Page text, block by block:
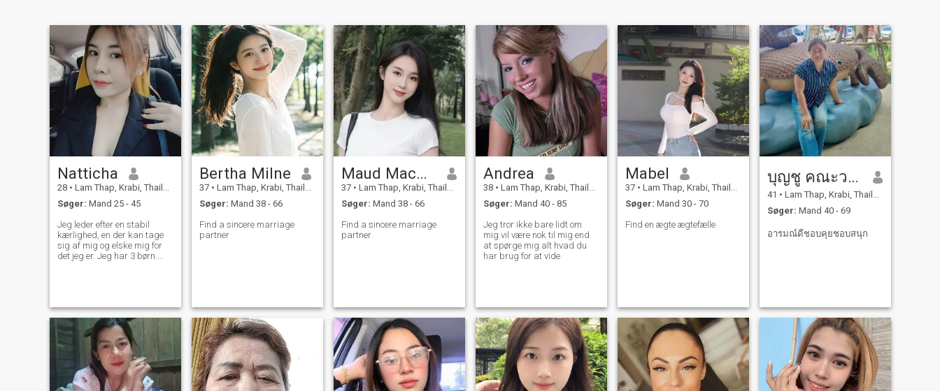
Natticha
28 • Lam Thap, Krabi, Thailand
Søger: Mand 25 - 45
Jeg leder efter en stabil
kærlighed, en der kan tage
sig af mig og elske mig for
det jeg er. Jeg har 3 børn.
Bertha Milne
37 • Lam Thap, Krabi, Thailand
Søger: Mand 38 - 66
Find a sincere marriage
partner
Maud MacDonald
37 • Lam Thap, Krabi, Thailand
Søger: Mand 38 - 66
Find a sincere marriage
partner
Andrea
38 • Lam Thap, Krabi, Thailand
Søger: Mand 40 - 85
Jeg tror ikke bare lidt om
mig vil være nok til mig end
at spørge mig alt hvad du
har brug for at vide
Mabel
37 • Lam Thap, Krabi, Thailand
Søger: Mand 30 - 70
Find en ægte ægtefælle
บุญชู คณะวาปี
41 • Lam Thap, Krabi, Thailand
Søger: Mand 40 - 69
อารมณ์ดีชอบคุยชอบสนุก